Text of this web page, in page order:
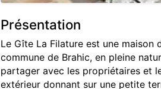
Présentation
Le Gîte La Filature est une maison
commune de Brahic, en pleine
partager avec les propriétaires et
extérieur donnant sur une petite